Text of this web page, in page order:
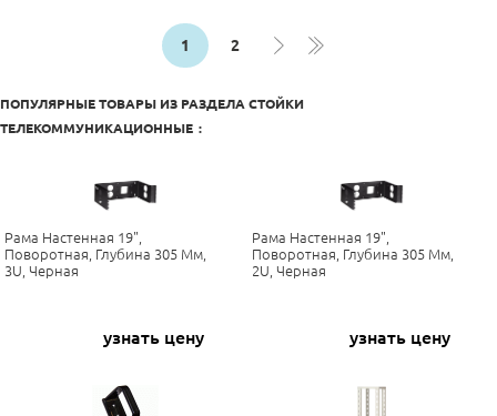
1 2
ПОПУЛЯРНЫЕ ТОВАРЫ ИЗ РАЗДЕЛА СТОЙКИ
ТЕЛЕКОММУНИКАЦИОННЫЕ :
Рама Настенная 19",
Поворотная, Глубина 305 Мм,
3U, Черная
узнать цену
Рама Настенная 19",
Поворотная, Глубина 305 Мм,
2U, Черная
узнать цену